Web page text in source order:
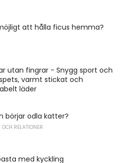
att hålla ficus hemma?
utan fingrar - Snygg sport och
varmt stickat och
läder
börjar odla katter?
OCH RELATIONER
med kyckling